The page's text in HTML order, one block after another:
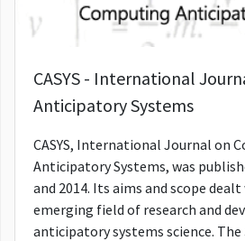
CASYS - International
Anticipatory Systems
CASYS, International Journal on
Anticipatory Systems, was
and 2014. Its aims and scope
emerging field of research and
anticipatory systems science.